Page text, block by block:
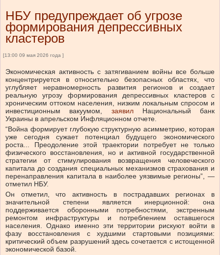
НБУ предупреждает об угрозе
формирования депрессивных
кластеров
[13:00 09 мая 2026 года ]
Экономическая активность с затягиванием войны все больше
концентрируется в относительно безопасных областях, что
углубляет неравномерность развития регионов и создает
реальную угрозу формирования депрессивных кластеров с
хроническим оттоком населения, низким локальным спросом и
инвестиционным вакуумом, заявил Национальный банк
Украины в апрельском Инфляционном отчете.
“Война формирует глубокую структурную асимметрию, которая
уже сегодня сужает потенциал будущего экономического
роста... Преодоление этой траектории потребует не только
физического восстановления, но и активной государственной
стратегии от стимулирования возвращения человеческого
капитала до создания специальных механизмов страхования и
перенаправления капитала в наиболее уязвимые регионы”, —
отметил НБУ.
Он отметил, что активность в пострадавших регионах в
значительной степени является инерционной: она
поддерживается оборонными потребностями, экстренным
ремонтом инфраструктуры и потреблением оставшегося
населения. Однако именно эти территории рискуют войти в
фазу восстановления с худшими стартовыми позициями:
критический объем разрушений здесь сочетается с истощенной
экономической базой.